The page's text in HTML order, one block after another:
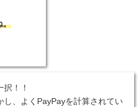
。
択！！
し、よくPayPayを計算されてい